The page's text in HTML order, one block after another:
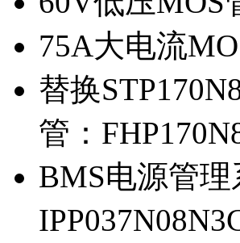
75A大电流
替换
管：
BMS电源管